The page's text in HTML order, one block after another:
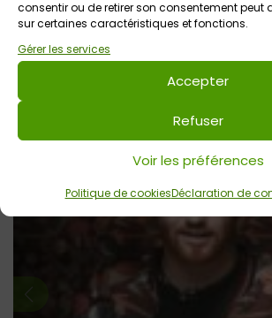
consentir ou de retirer son consentement peut
sur certaines caractéristiques et fonctions.
Gérer les services
Accepter
Refuser
Voir les préférences
Politique de cookiesDéclaration de
autre date).
Marrec !
Vos données personnelles ne sont pas
tiers et sont supprimées à l’issue du jeu.